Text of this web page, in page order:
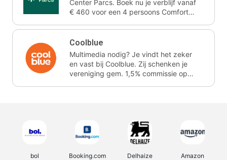
Center Parcs. Boek nu je verblijf vanaf
€ 460 voor een 4 persoons Comfort
je vereniging gem. 2,4% commissie.
Coolblue
Multimedia nodig? Je vindt het zeker
en vast bij Coolblue. Zij schenken je
vereniging gem. 1,5% commissie op
bol Booking.com Delhaize Amazon